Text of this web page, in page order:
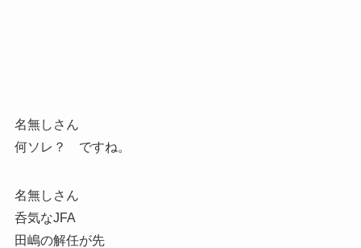
名無しさん
何ソレ？ ですね。
名無しさん
呑気なJFA
田嶋の解任が先